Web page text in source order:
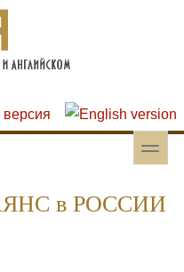
toggle
в РОССИИ